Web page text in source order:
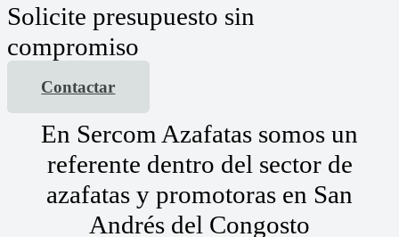
Solicite presupuesto sin
compromiso
Contactar
En Sercom Azafatas somos un
referente dentro del sector de
azafatas y promotoras en San
Andrés del Congosto